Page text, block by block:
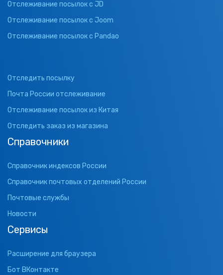
Отслеживание посылок с JD
Отслеживание посылок с Joom
Отслеживание посылок с Pandao
Отследить посылку
Почта России отслеживание
Отслеживание посылок из Китая
Отследить заказ из магазина
Справочники
Справочник индексов России
Справочник почтовых отделений России
Почтовые службы
Новости
Сервисы
Расширение для браузера
Бот ВКонтакте